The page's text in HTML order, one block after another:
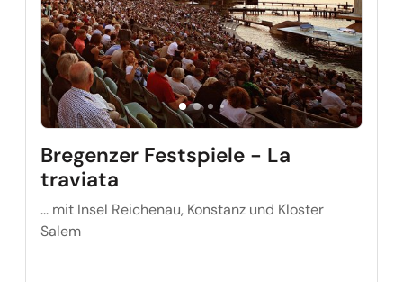
Bregenzer Festspiele - La
traviata
... mit Insel Reichenau, Konstanz und Kloster
Salem